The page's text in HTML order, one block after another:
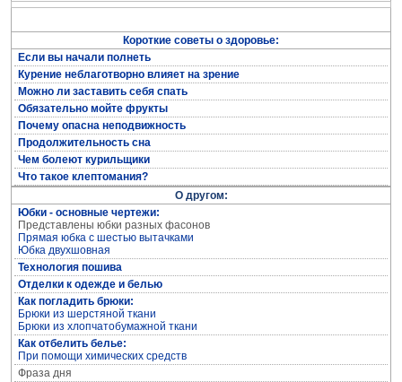
Полная энциклопедия женских рукоделий
Кройка и пошив дома
Короткие советы о здоровье:
Если вы начали полнеть
Курение неблаготворно влияет на зрение
Можно ли заставить себя спать
Обязательно мойте фрукты
Почему опасна неподвижность
Продолжительность сна
Чем болеют курильщики
Что такое клептомания?
О другом:
Юбки - основные чертежи:
Представлены юбки разных фасонов
Прямая юбка с шестью вытачками
Юбка двухшовная
Технология пошива
Отделки к одежде и белью
Как погладить брюки:
Брюки из шерстяной ткани
Брюки из хлопчатобумажной ткани
Как отбелить белье:
При помощи химических средств
Фраза дня